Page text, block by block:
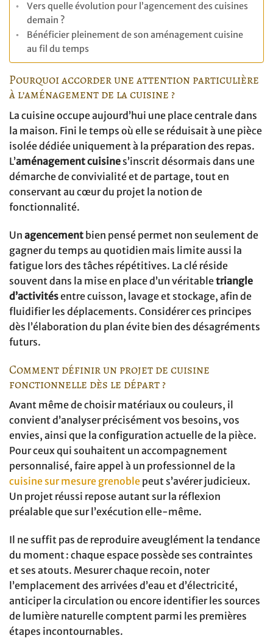
Vers quelle évolution pour l’agencement des cuisines
demain ?
Bénéficier pleinement de son aménagement cuisine
au fil du temps
Pourquoi accorder une attention particulière
à l’aménagement de la cuisine ?
La cuisine occupe aujourd’hui une place centrale dans
la maison. Fini le temps où elle se réduisait à une pièce
isolée dédiée uniquement à la préparation des repas.
L’aménagement cuisine s’inscrit désormais dans une
démarche de convivialité et de partage, tout en
conservant au cœur du projet la notion de
fonctionnalité.
Un agencement bien pensé permet non seulement de
gagner du temps au quotidien mais limite aussi la
fatigue lors des tâches répétitives. La clé réside
souvent dans la mise en place d’un véritabletriangle
d’activitésentre cuisson, lavage et stockage, afin de
fluidifier les déplacements. Considérer ces principes
dès l’élaboration du plan évite bien des désagréments
futurs.
Comment définir un projet de cuisine
fonctionnelle dès le départ ?
Avant même de choisir matériaux ou couleurs, il
convient d’analyser précisément vos besoins, vos
envies, ainsi que la configuration actuelle de la pièce.
Pour ceux qui souhaitent un accompagnement
personnalisé, faire appel à un professionnel de la
cuisine sur mesure grenoble peut s’avérer judicieux.
Un projet réussi repose autant sur la réflexion
préalable que sur l’exécution elle-même.
Il ne suffit pas de reproduire aveuglément la tendance
du moment : chaque espace possède ses contraintes
et ses atouts. Mesurer chaque recoin, noter
l’emplacement des arrivées d’eau et d’électricité,
anticiper la circulation ou encore identifier les sources
de lumière naturelle comptent parmi les premières
étapes incontournables.